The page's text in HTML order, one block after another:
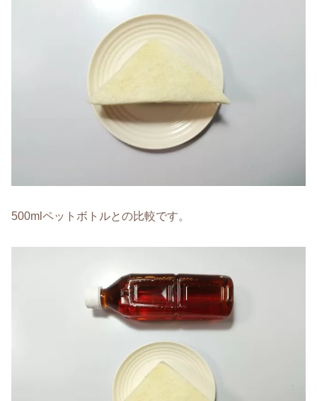
500mlペットボトルとの比較です。